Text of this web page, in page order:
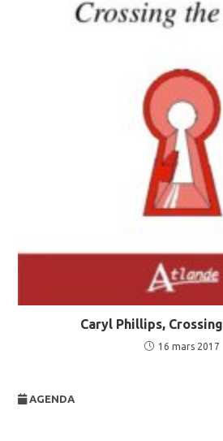
Caryl Phillips,
16 mars 2017
AGENDA